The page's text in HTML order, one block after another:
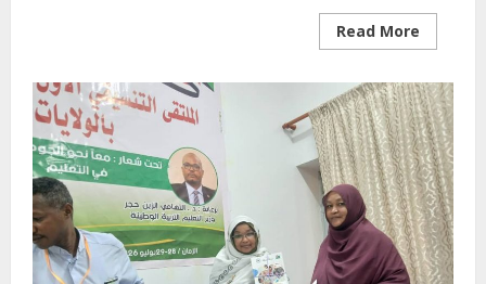
Read More
more
والتعليم
بالولاية
يدشن
ورشة
تأهيل
معلمي
مادة
اللغة
الإنجليزية
بمحلية
ودمدني
الكبرى